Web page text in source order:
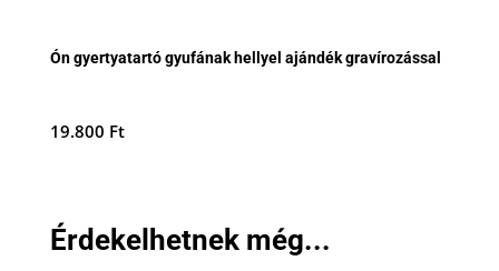
Ón gyertyatartó gyufának hellyel ajándék gravírozással
19.800 Ft
Érdekelhetnek még...